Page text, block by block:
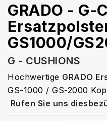
GRADO - G-
GS1000/
G - CUSHIONS
Hochwertige GRADO
GS-1000 / GS-2000
Rufen Sie uns